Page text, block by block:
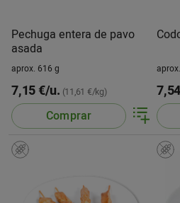
Pechuga entera de pavo
asada
aprox. 616 g
7,15 €/u. (11,61 €/kg)
Comprar